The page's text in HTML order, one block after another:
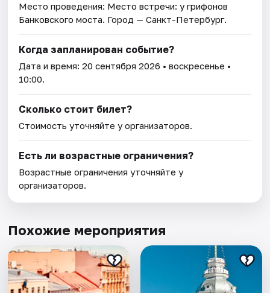
Место проведения: Место встречи: у грифонов
Банковского моста. Город — Санкт-Петербург.
Когда запланирован событие?
Дата и время:20 сентября 2026 • воскресенье •
10:00.
Сколько стоит билет?
Стоимость уточняйте у организаторов.
Есть ли возрастные ограничения?
Возрастные ограничения уточняйте у
организаторов.
Похожие мероприятия